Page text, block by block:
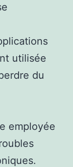
utilisée
du
employée